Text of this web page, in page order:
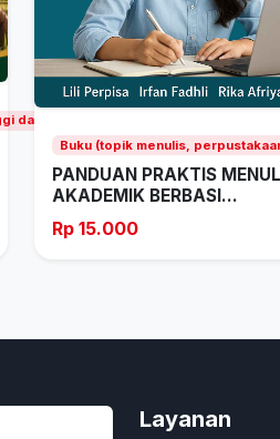
dan universitas
Buku (topik menulis,
PANDUAN PRAKTIS
AKADEMIK BERBASI...
Rp 15.000
Layanan